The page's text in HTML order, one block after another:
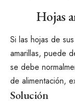
Hojas
Si las hojas de
amarillas, puede
se debe
de alimentación,
Solución